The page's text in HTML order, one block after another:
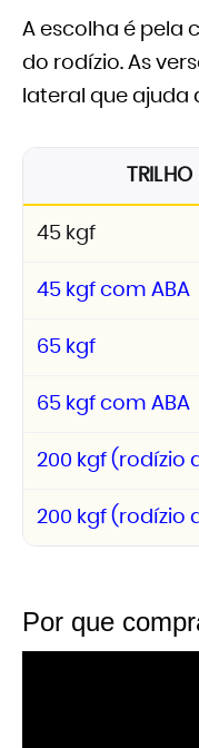
A escolha é pela
do rodízio. As
lateral que ajuda
TRILHO
45 kgf
45 kgf com ABA
65 kgf
65 kgf com ABA
200 kgf (rodízio
200 kgf (rodízio
Por que